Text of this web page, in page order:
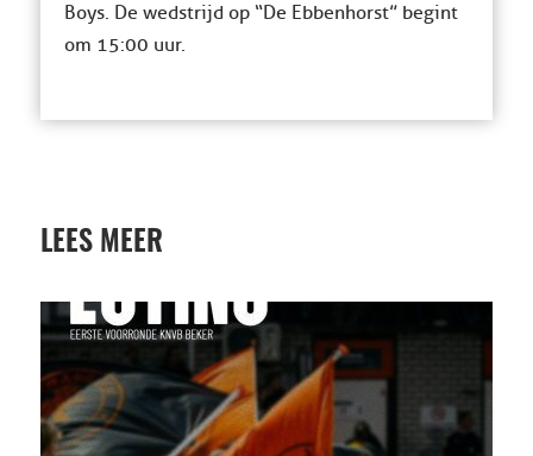
Boys. De wedstrijd op “De Ebbenhorst” begint
om 15:00 uur.
LEES MEER